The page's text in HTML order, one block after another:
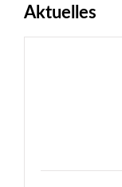
Aktuelles